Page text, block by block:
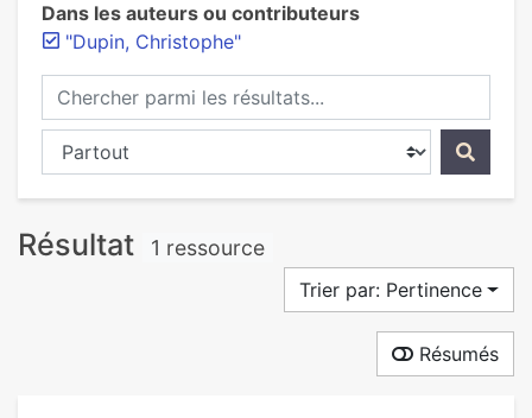
Dans les auteurs ou contributeurs
"Dupin, Christophe"
Chercher parmi les résultats...
Chercher dans...
Résultat 1 ressource
Trier par: Pertinence
Résumés